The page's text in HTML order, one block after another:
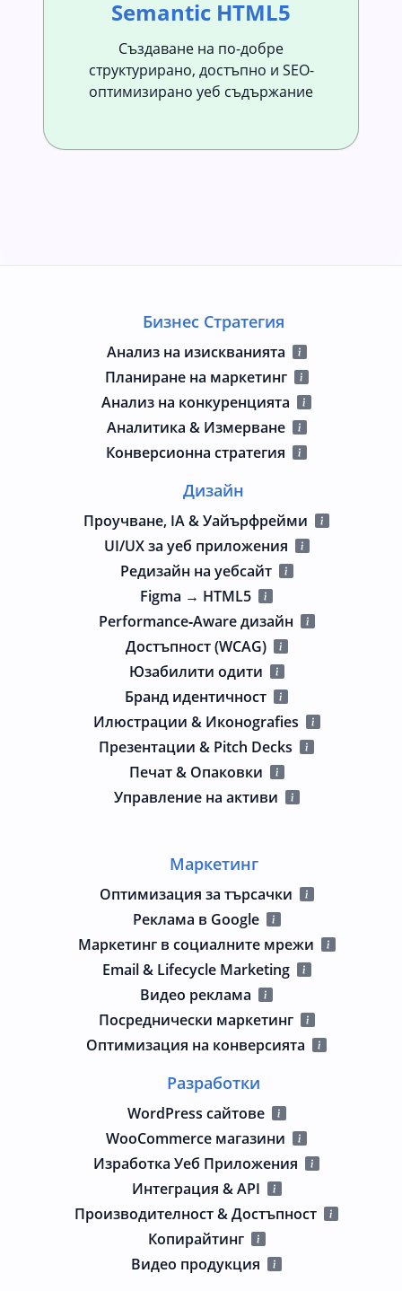
Semantic HTML5
Създаване на по-добре
структурирано, достъпно и SEO-
оптимизирано уеб съдържание
Бизнес Стратегия
Анализ на изискванията
Планиране на маркетинг
Анализ на конкуренцията
Аналитика & Измерване
Конверсионна стратегия
Дизайн
Проучване, IA & Уайърфрейми
UI/UX за уеб приложения
Редизайн на уебсайт
Figma → HTML5
Performance‑Aware дизайн
Достъпност (WCAG)
Юзабилити одити
Бранд идентичност
Илюстрации & Иконografies
Презентации & Pitch Decks
Печат & Опаковки
Управление на активи
Маркетинг
Оптимизация за търсачки
Реклама в Google
Маркетинг в социалните мрежи
Email & Lifecycle Marketing
Видео реклама
Посреднически маркетинг
Оптимизация на конверсията
Разработки
WordPress сайтове
WooCommerce магазини
Изработка Уеб Приложения
Интеграция & API
Производителност & Достъпност
Копирайтинг
Видео продукция